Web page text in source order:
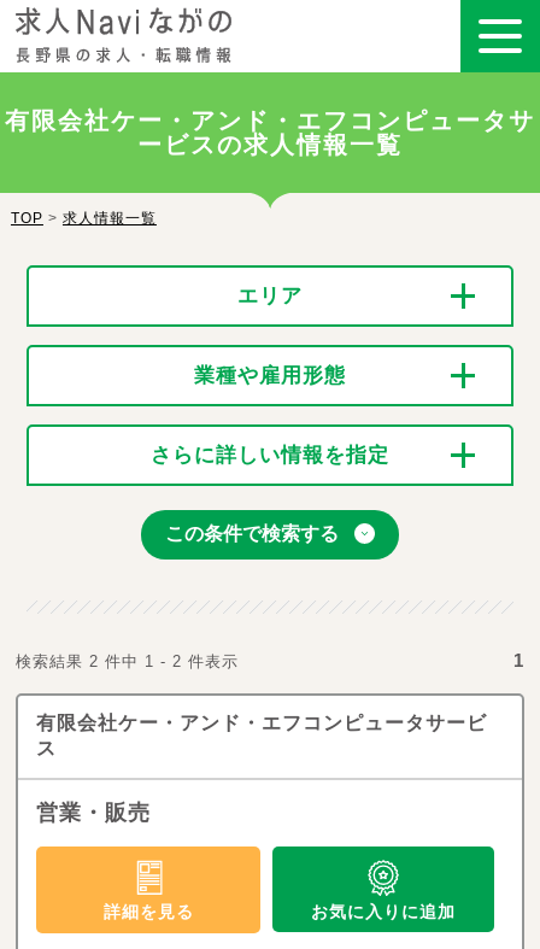
有限会社ケー・アンド・エフコンピュータサ
ービスの求人情報一覧
TOP > 求人情報一覧
エリア
業種や雇用形態
さらに詳しい情報を指定
この条件で検索する
検索結果 2 件中 1 - 2 件表示 1
有限会社ケー・アンド・エフコンピュータサービ
ス
営業・販売
詳細を見る お気に入りに追加